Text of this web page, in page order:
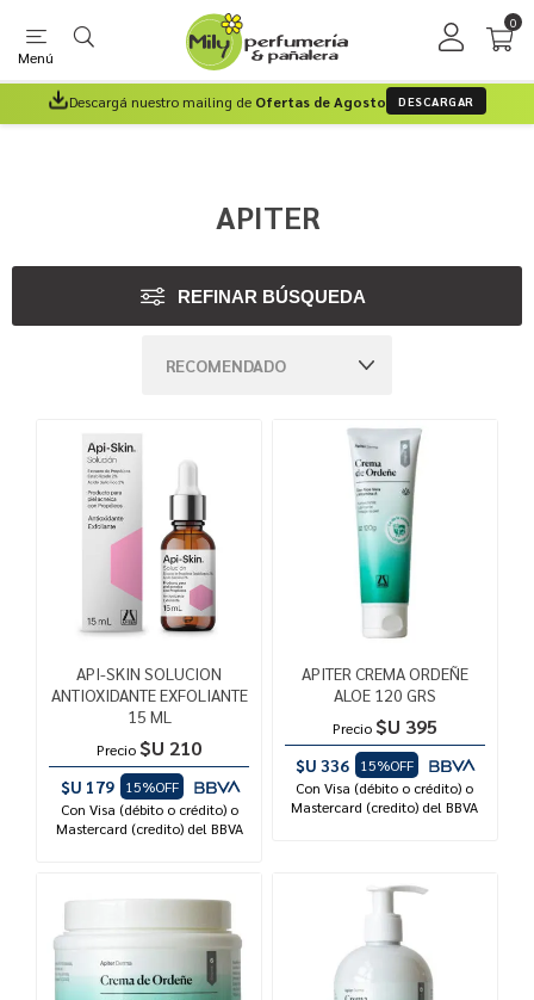
Menú
0
Descargá nuestro mailing de Ofertas de Agosto DESCARGAR
APITER
REFINAR BÚSQUEDA
API-SKIN SOLUCION
ANTIOXIDANTE EXFOLIANTE
15 ML
Precio $U 210
$U 179
15%OFF
Con Visa (débito o crédito) o
Mastercard (credito) del BBVA
APITER CREMA ORDEÑE
ALOE 120 GRS
Precio $U 395
$U 336
15%OFF
Con Visa (débito o crédito) o
Mastercard (credito) del BBVA